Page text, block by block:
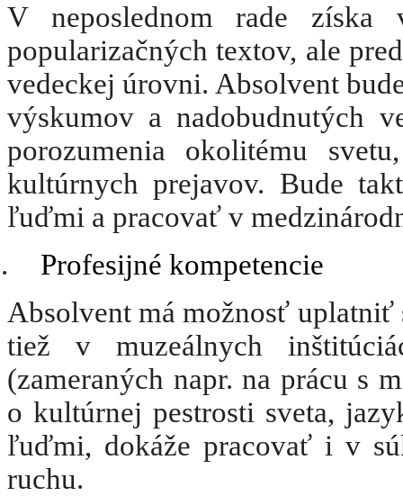
V neposlednom rade
popularizačných textov, ale
vedeckej úrovni. Absolvent
výskumov a nadobudnutých
porozumenia okolitému
kultúrnych prejavov. Bude
ľuďmi a pracovať v
Profesijné kompetencie
Absolvent má možnosť uplatniť
tiež v muzeálnych
(zameraných napr. na prácu s
o kultúrnej pestrosti sveta,
ľuďmi, dokáže pracovať i v
ruchu.